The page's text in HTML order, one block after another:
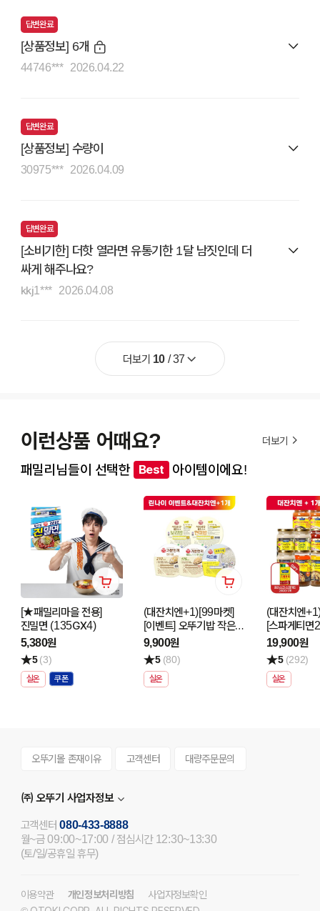
답변완료
[상품정보] 6개
44746*** 2026.04.22
답변완료
[상품정보] 수량이
30975*** 2026.04.09
답변완료
[소비기한] 더핫 열라면 유통기한 1달 남짓인데 더
싸게 해주나요?
kkj1*** 2026.04.08
더보기 10/37
이런상품 어때요? 더보기
패밀리님들이 선택한 Best 아이템이에요!
[★패밀리마을 전용]
진밀면 (135GX4)
5,380원
5(3)
실온
(대잔치엔+1)[99마켓]
[이벤트] 오뚜기밥 작은밥
3입 3개 골라담기
9,900원
5 (80)
실온
(대잔치엔
[스파게티면
파스타 소스
골라담기
19,900원
5 (292)
실온
오뚜기몰 존재이유 고객센터 대량주문문의
㈜ 오뚜기 사업자정보
고객센터080-433-8888
월~금 09:00~17:00 / 점심시간 12:30~13:30
(토/일/공휴일 휴무)
이용약관 개인정보처리방침
사업자정보확인